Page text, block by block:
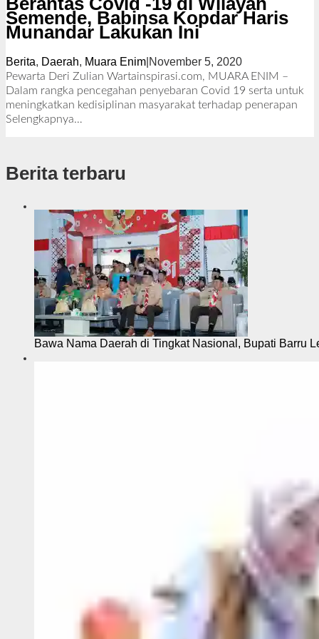
Semende, Babinsa Kopdar Haris
Munandar Lakukan Ini
Berita, Daerah, Muara Enim| November 5, 2020o
l
e
h
Pewarta Deri Zulian Wartainspirasi.com, MUARA ENIM –
Dalam rangka pencegahan penyebaran Covid 19 serta untuk
meningkatkan kedisiplinan masyarakat terhadap penerapan
Selengkapnya…
Berita terbaru
Bawa Nama Daerah di Tingkat Nasional, Bupati Barru